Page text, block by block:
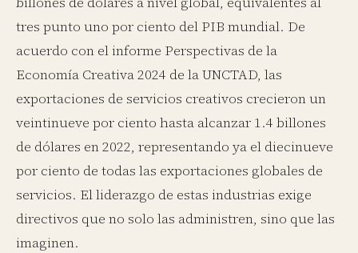
tres punto uno por ciento del PIB mundial. De
acuerdo con el informe Perspectivas de la
Economía Creativa 2024 de la UNCTAD, las
exportaciones de servicios creativos crecieron un
veintinueve por ciento hasta alcanzar 1.4 billones
de dólares en 2022, representando ya el diecinueve
por ciento de todas las exportaciones globales de
servicios. El liderazgo de estas industrias exige
directivos que no solo las administren, sino que las
imaginen.